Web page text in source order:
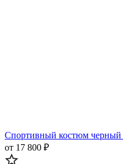
Спортивный костюм черный
от 17 800 ₽